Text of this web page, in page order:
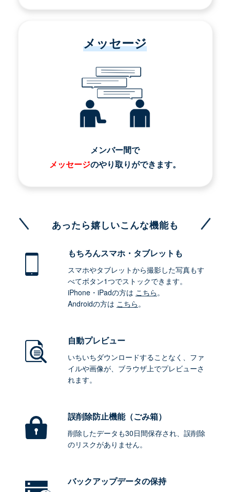
メッセージ
メンバー間で
メッセージのやり取りができます。
あったら嬉しいこんな機能も
もちろんスマホ・タブレットも
スマホやタブレットから撮影した写真もす
べてボタン1つでストックできます。
iPhone・iPadの方は こちら。
Androidの方は こちら。
自動プレビュー
いちいちダウンロードすることなく、ファ
イルや画像が、ブラウザ上でプレビューさ
れます。
誤削除防止機能（ごみ箱）
削除したデータも30日間保存され、誤削除
のリスクがありません。
バックアップデータの保持